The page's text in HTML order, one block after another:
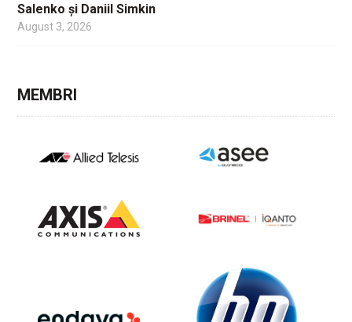
Salenko și Daniil Simkin
August 3, 2026
MEMBRI